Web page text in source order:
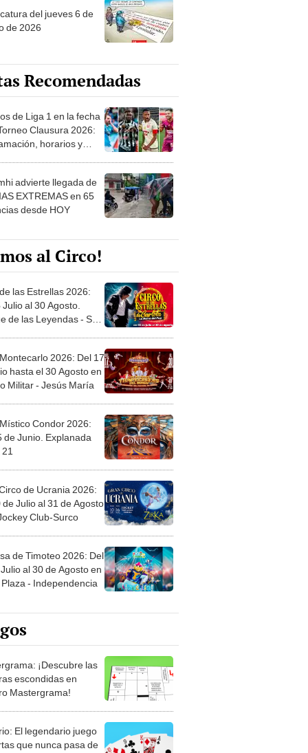
del jueves 6 de
de 2026
Recomendadas
de Liga 1 en la fecha
Clausura 2026:
horarios y
advierte llegada de
EXTREMAS en 65
desde HOY
al Circo!
las Estrellas 2026:
Julio al 30 Agosto.
de las Leyendas - San
2026: Del 17
hasta el 30 Agosto en
Militar - Jesús María
Condor 2026:
de Junio. Explanada
de Ucrania 2026:
de Julio al 31 de Agosto
Club-Surco
de Timoteo 2026: Del
al 30 de Agosto en
- Independencia
¡Descubre las
escondidas en
Mastergrama!
El legendario juego
que nunca pasa de